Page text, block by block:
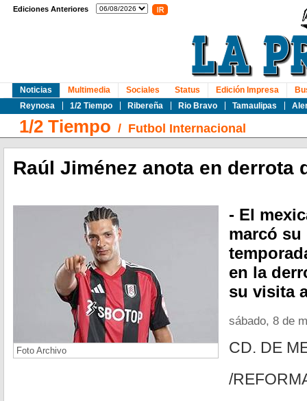
Ediciones Anteriores
Noticias
Reynosa
1/2 Tiempo Ribereña Rio Bravo Tamaulipas
Multimedia Sociales Status Edición Impresa
1/2 Tiempo / Futbol Internacional
Raúl Jiménez anota en derrota
Foto Archivo
- El
marcó
en la
su visita
sábado, 8 de
CD. DE
/